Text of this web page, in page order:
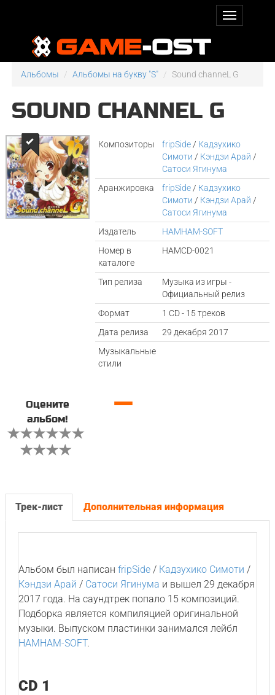
Альбомы Альбомы на букву "S" Sound channeL G
SOUND CHANNEL G
Композиторы fripSide / Кадзухико
Симоти / Кэндзи Арай /
Сатоси Ягинума
Аранжировка
fripSide / Кадзухико
Симоти / Кэндзи Арай /
Сатоси Ягинума
Издатель
HAMHAM-SOFT
Номер в
каталоге
HAMCD-0021
Тип релиза
Музыка из игры -
Официальный релиз
Формат
1 CD - 15 треков
Дата релиза
29 декабря 2017
Музыкальные
стили
Оцените
альбом!
—
Трек-лист Дополнительная информация
Альбом был написан fripSide/ Кадзухико Симоти /
Кэндзи Арай / Сатоси Ягинума и вышел 29 декабря
2017 года. На саундтрек попало 15 композиций.
Подборка является компиляцией оригинальной
музыки. Выпуском пластинки занимался лейбл
HAMHAM-SOFT.
CD 1